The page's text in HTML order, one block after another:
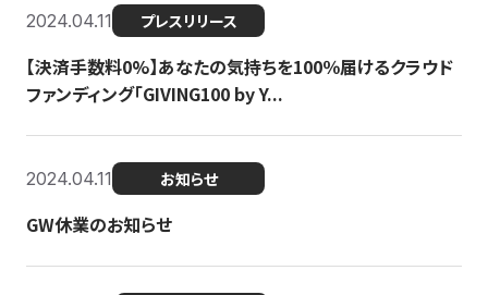
2024.04.11 プレスリリース
【決済手数料0%】あなたの気持ちを100％届けるクラウド
ファンディング「GIVING100 by Y...
2024.04.11 お知らせ
GW休業のお知らせ